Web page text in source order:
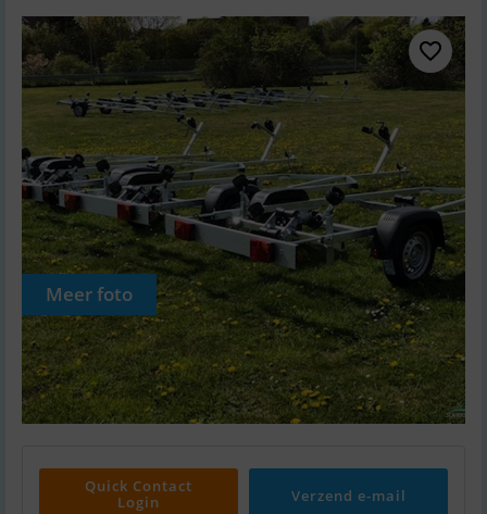
Meer foto
Quick Contact
Login
Verzend e-mail